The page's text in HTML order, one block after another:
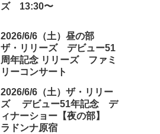
ズ 13:30〜
2026/6/6（土）昼の部
ザ・リリーズ デビュー51
周年記念 リリーズ ファミ
リーコンサート
2026/6/6（土）ザ・リリー
ズ デビュー51年記念 デ
ィナーショー【夜の部】
ラドンナ原宿